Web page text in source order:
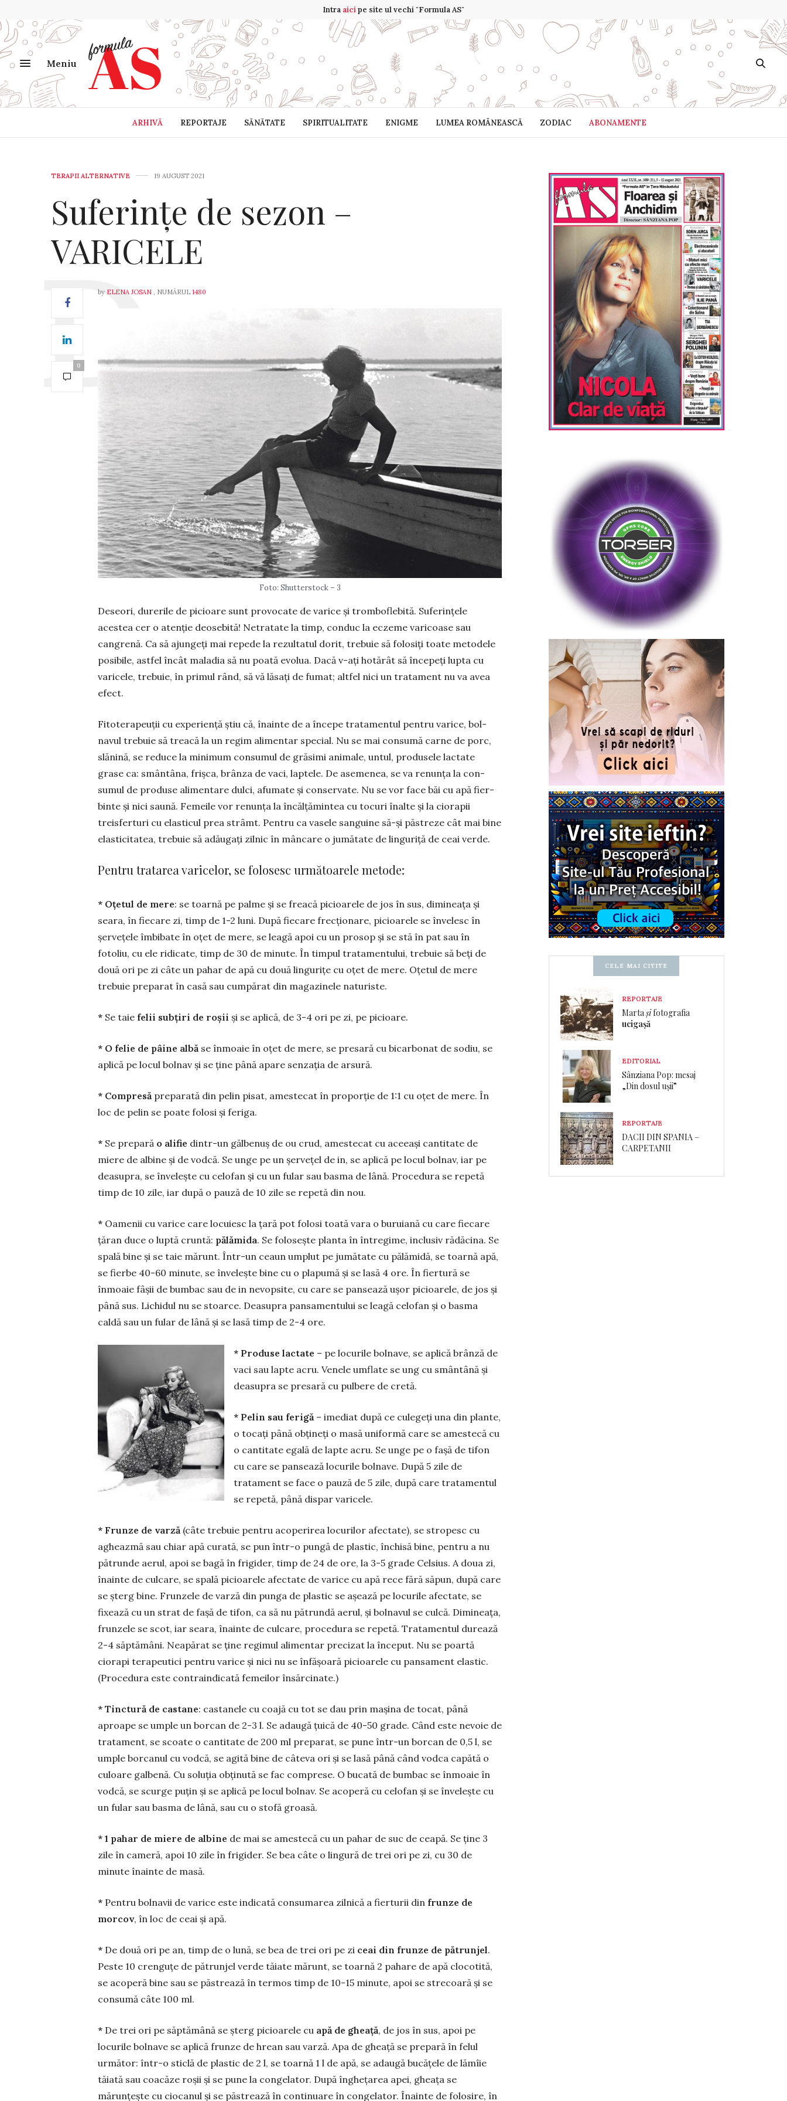
Intra aicipe site ul vechi "Formula AS"
Meniu
ARHIVĂ REPORTAJE SĂNĂTATE SPIRITUALITATE ENIGME LUMEA ROMÂNEASCĂ ZODIAC ABONAMENTE
TERAPII ALTERNATIVE 19 AUGUST 2021
Suferințe de sezon –
VARICELE
0
by ELENA JOSAN , NUMĂRUL 1480
Foto: Shutterstock – 3
Deseori, durerile de picioare sunt pro­vocate de varice și tromboflebită. Sufe­rințele
acestea cer o atenție deosebită! Netratate la timp, conduc la eczeme varicoase sau
cangrenă. Ca să ajungeți mai repede la rezultatul dorit, trebuie să folosiți toate metodele
posibile, astfel încât maladia să nu poată evolua. Dacă v-ați hotărât să începeți lupta cu
varicele, trebuie, în primul rând, să vă lăsați de fumat; altfel nici un tratament nu va avea
efect.
Fitoterapeuții cu experien­ță știu că, înainte de a începe tratamentul pentru varice, bol­
navul trebuie să treacă la un regim alimentar special. Nu se mai consumă carne de porc,
slănină, se reduce la mi­ni­­mum consumul de grăsimi animale, untul, pro­dusele lac­tate
grase ca: smântâna, frișca, brânza de vaci, laptele. De asemenea, se va renunța la con­
sumul de produse alimen­tare dulci, afumate și conser­vate. Nu se vor face băi cu apă fier­
binte și nici saună. Fe­meile vor renunța la încălțămintea cu tocuri înalte și la ciorapii
treisferturi cu elasticul prea strâmt. Pentru ca vasele sanguine să-și păstreze cât mai bine
elasticitatea, trebuie să adăugați zilnic în mâncare o jumătate de linguriță de ceai verde.
Pentru tratarea varicelor, se folosesc următoa­rele metode:
* Oțetul de mere: se toarnă pe palme și se freacă picioarele de jos în sus, dimineața și
seara, în fiecare zi, timp de 1-2 luni. După fiecare frecțio­nare, picioarele se învelesc în
șervețele îmbibate în oțet de mere, se leagă apoi cu un prosop și se stă în pat sau în
fotoliu, cu ele ridicate, timp de 30 de minute. În timpul tratamentului, trebuie să beți de
două ori pe zi câte un pahar de apă cu două lin­gurițe cu oțet de mere. Oțetul de mere
trebuie pre­parat în casă sau cumpărat din magazinele natu­riste.
* Se taie felii subțiri de roșii și se aplică, de 3-4 ori pe zi, pe picioare.
* O felie de pâine albă se înmoaie în oțet de mere, se presară cu bicarbonat de sodiu, se
aplică pe locul bolnav și se ține până apare senzația de ar­sură.
* Compresă preparată din pelin pisat, ames­tecat în proporție de 1:1 cu oțet de mere. În
loc de pelin se poate folosi și feriga.
* Se prepară o alifie dintr-un gălbenuș de ou crud, amestecat cu aceeași cantitate de
miere de albine și de vodcă. Se unge pe un șervețel de in, se aplică pe locul bolnav, iar pe
deasupra, se învelește cu celofan și cu un fular sau basma de lână. Proce­dura se repetă
timp de 10 zile, iar după o pauză de 10 zile se repetă din nou.
* Oamenii cu varice care locuiesc la țară pot folosi toată vara o buruiană cu care fiecare
țăran duce o luptă cruntă: pălămida. Se folosește planta în întregime, inclusiv rădăcina. Se
spală bine și se taie mărunt. Într-un ceaun umplut pe jumătate cu pălămidă, se toarnă apă,
se fierbe 40-60 minute, se învelește bine cu o plapumă și se lasă 4 ore. În fier­tură se
înmoaie fâșii de bumbac sau de in nevop­site, cu care se pansează ușor picioarele, de jos și
până sus. Lichidul nu se stoarce. Deasupra pansa­mentului se leagă celofan și o basma
caldă sau un fular de lână și se lasă timp de 2-4 ore.
* Produse lactate – pe locurile bolnave, se aplică brânză de
vaci sau lapte acru. Venele um­flate se ung cu smântână și
deasupra se presară cu pulbere de cretă.
* Pelin sau ferigă – imediat după ce culegeți una din plante,
o tocați până obțineți o masă uni­formă care se amestecă cu
o cantitate egală de lapte acru. Se unge pe o fașă de ti­fon
cu care se pansează lo­curile bolnave. După 5 zile de
tratament se face o pauză de 5 zile, după care trata­men­tul
se repetă, până dispar va­ricele.
* Frunze de varză (câte trebuie pentru acoperirea lo­cu­rilor afectate), se stropesc cu
agheazmă sau chiar apă curată, se pun într-o pungă de plastic, închisă bine, pentru a nu
pătrunde aerul, apoi se bagă în frigider, timp de 24 de ore, la 3-5 grade Celsius. A doua zi,
înainte de culcare, se spală picioarele afectate de varice cu apă rece fără săpun, după care
se șterg bine. Frun­zele de varză din punga de plastic se așează pe locurile afectate, se
fixează cu un strat de fașă de tifon, ca să nu pătrundă aerul, și bolnavul se culcă. Dimineața,
frunzele se scot, iar seara, înainte de culcare, procedura se repetă. Tra­ta­mentul durează
2-4 săptămâni. Neapărat se ține regimul alimentar precizat la început. Nu se poartă
ciorapi terapeutici pentru varice și nici nu se în­fășoară picioarele cu pansament elastic.
(Procedura este contraindicată femeilor însărcinate.)
* Tinctură de castane: castanele cu coajă cu tot se dau prin mașina de tocat, până
aproape se umple un borcan de 2-3 l. Se adaugă țuică de 40-50 grade. Când este nevoie de
trata­ment, se scoate o cantitate de 200 ml preparat, se pune într-un borcan de 0,5 l, se
umple borcanul cu vodcă, se agită bine de câteva ori și se lasă până când vodca capătă o
culoare galbenă. Cu soluția obținută se fac comprese. O bu­cată de bumbac se înmoaie în
vod­că, se scurge puțin și se aplică pe locul bolnav. Se acoperă cu celofan și se învelește cu
un fular sau basma de lână, sau cu o stofă groasă.
* 1 pahar de miere de albine de mai se amestecă cu un pahar de suc de ceapă. Se ține 3
zile în cameră, apoi 10 zile în frigider. Se bea câte o lin­gură de trei ori pe zi, cu 30 de
minute înainte de masă.
* Pentru bolnavii de varice este indicată con­sumarea zilnică a fierturii din frunze de
morcov, în loc de ceai și apă.
* De două ori pe an, timp de o lună, se bea de trei ori pe zi ceai din frunze de pătrunjel.
Peste 10 crenguțe de pătrunjel verde tăiate mărunt, se toarnă 2 pahare de apă clocotită,
se acoperă bine sau se păstrează în termos timp de 10-15 minute, apoi se strecoară și se
consumă câte 100 ml.
* De trei ori pe săptămână se șterg picioarele cu apă de gheață, de jos în sus, apoi pe
locurile bolnave se aplică frunze de hrean sau varză. Apa de gheață se prepară în felul
următor: într-o sticlă de plastic de 2 l, se toarnă 1 l de apă, se adaugă bu­că­țele de lămîie
tăiată sau coacăze roșii și se pune la congelator. După înghețarea apei, gheața se
mărunțește cu ciocanul și se păstrează în conti­nuare în congelator. Înainte de folosire, în
CELE MAI CITITE
REPORTAJE
Martașifotografia
ucigașă
EDITORIAL
Sânziana Pop: mesaj
„Din dosul ușii”
REPORTAJE
DACII DIN SPANIA –
CARPETANII